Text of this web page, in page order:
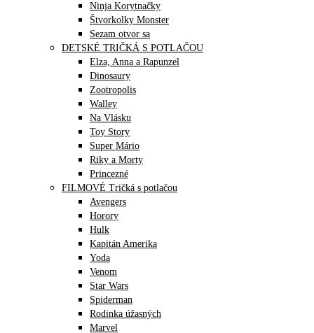
Ninja Korytnačky
Štvorkolky Monster
Sezam otvor sa
DETSKÉ TRIČKÁ S POTLAČOU
Elza, Anna a Rapunzel
Dinosaury
Zootropolis
Walley
Na Vlásku
Toy Story
Super Mário
Riky a Morty
Princezné
FILMOVÉ Tričká s potlačou
Avengers
Horory
Hulk
Kapitán Amerika
Yoda
Venom
Star Wars
Spiderman
Rodinka úžasných
Marvel